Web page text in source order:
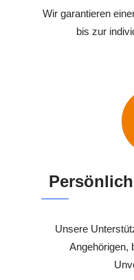
Wir garantieren
bis zur
Unsere
Angehörigen,